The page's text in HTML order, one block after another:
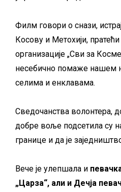
Филм говори о снази,
Косову и Метохији,
организације „Сви за
несебично помаже нашем
селима и енклавама.
Сведочанства волонтера,
добре воље подсетила су
границе и да је
Вече је улепшала и
„Царза“, али и Дечја